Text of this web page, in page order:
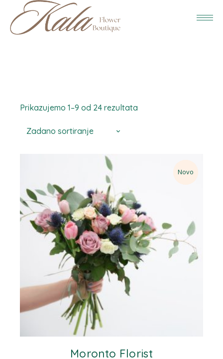
Prikazujemo 1–9 od 24 rezultata
Zadano sortiranje
Sold
Novo
Moronto Florist